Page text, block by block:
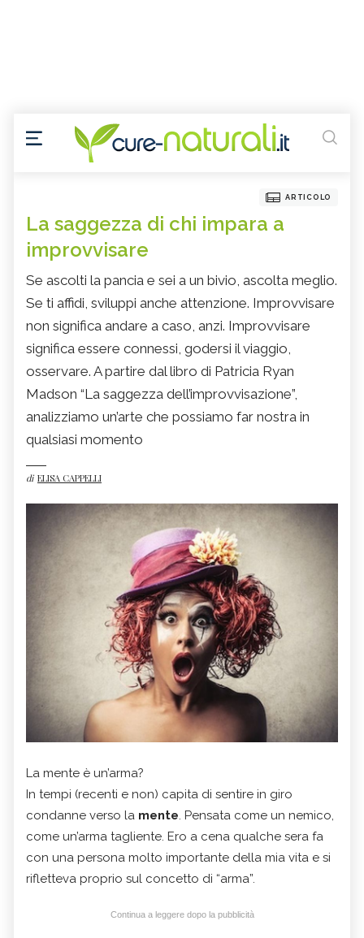
ARTICOLO
La saggezza di chi impara a
improvvisare
Se ascolti la pancia e sei a un bivio, ascolta meglio.
Se ti affidi, sviluppi anche attenzione. Improvvisare
non significa andare a caso, anzi. Improvvisare
significa essere connessi, godersi il viaggio,
osservare. A partire dal libro di Patricia Ryan
Madson “La saggezza dell’improvvisazione”,
analizziamo un’arte che possiamo far nostra in
qualsiasi momento
di ELISA CAPPELLI
La mente è un’arma?
In tempi (recenti e non) capita di sentire in giro
condanne verso la mente. Pensata come un nemico,
come un’arma tagliente. Ero a cena qualche sera fa
con una persona molto importante della mia vita e si
rifletteva proprio sul concetto di “arma”.
Continua a leggere dopo la pubblicità